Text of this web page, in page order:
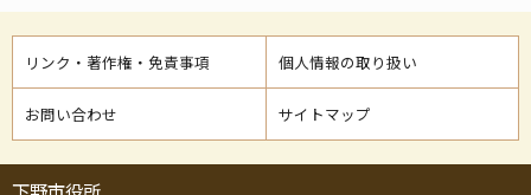
リンク・著作権・免責事項 個人情報の取り扱い
お問い合わせ サイトマップ